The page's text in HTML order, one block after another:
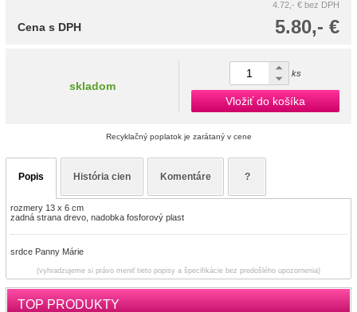
4.72,- € bez DPH
5.80,- €
Cena s DPH
skladom
ks
Vložiť do košíka
Recyklačný poplatok je zarátaný v cene
Popis História cien Komentáre ?
rozmery 13 x 6 cm
zadná strana drevo, nadobka fosforový plast
srdce Panny Márie
(vyhradzujeme si právo meniť tieto popisy a špecifikácie bez predošlého upozornenia)
TOP PRODUKTY